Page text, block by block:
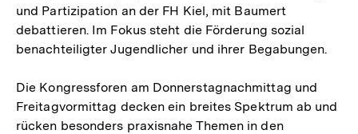
und Partizipation an der FH Kiel, mit Baumert
debattieren. Im Fokus steht die Förderung sozial
benachteiligter Jugendlicher und ihrer Begabungen.
Die Kongressforen am Donnerstagnachmittag und
Freitagvormittag decken ein breites Spektrum ab und
rücken besonders praxisnahe Themen in den